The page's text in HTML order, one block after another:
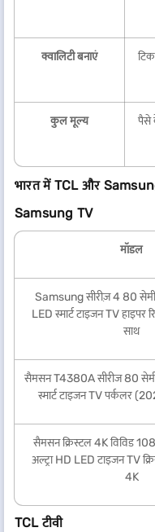
क्वालिटी बनाएं
कुल मूल्य पैसे
भारत में TCL और
Samsung TV
मॉडल
Samsung सीरीज़ 4 80
LED स्मार्ट टाइजन TV
साथ
सैमसन T4380A सीरीज 80
स्मार्ट टाइजन TV पर्कलर
सैमसन क्रिस्टल 4K विविड
अल्ट्रा HD LED टाइजन TV
4K
TCL टीवी